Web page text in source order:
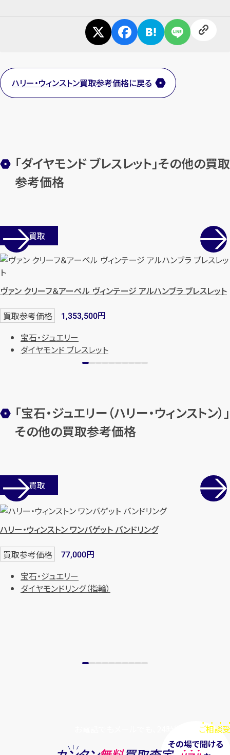
始除く)
ハリー・ウィンストン買取参考価格に戻る
「ダイヤモンド ブレスレット」その他の買取
参考価格
店舗買取
ヴァン クリーフ＆アーペル ヴィンテージ アルハンブラ ブレスレット
買取参考価格 1,353,500円
宝石・ジュエリー
ダイヤモンド ブレスレット
「宝石・ジュエリー（ハリー・ウィンストン）」
その他の買取参考価格
店舗買取
ハリー・ウィンストン ワンバゲット バンドリング
買取参考価格 77,000円
宝石・ジュエリー
ダイヤモンドリング（指輪）
ご相談
その場で聞ける